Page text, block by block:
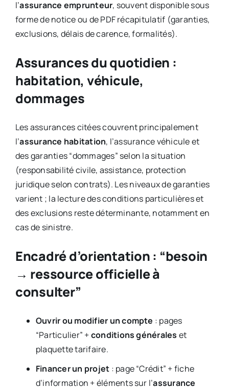
l’assurance emprunteur, souvent disponible sous
forme de notice ou de PDF récapitulatif (garanties,
exclusions, délais de carence, formalités).
Assurances du quotidien :
habitation, véhicule,
dommages
Les assurances citées couvrent principalement
l’assurance habitation, l’assurance véhicule et
des garanties “dommages” selon la situation
(responsabilité civile, assistance, protection
juridique selon contrats). Les niveaux de garanties
varient ; la lecture des conditions particulières et
des exclusions reste déterminante, notamment en
cas de sinistre.
Encadré d’orientation : “besoin
→ ressource officielle à
consulter”
Ouvrir ou modifier un compte : pages
“Particulier” +conditions générales et
plaquette tarifaire.
Financer un projet : page “Crédit” + fiche
d’information + éléments sur l’assurance